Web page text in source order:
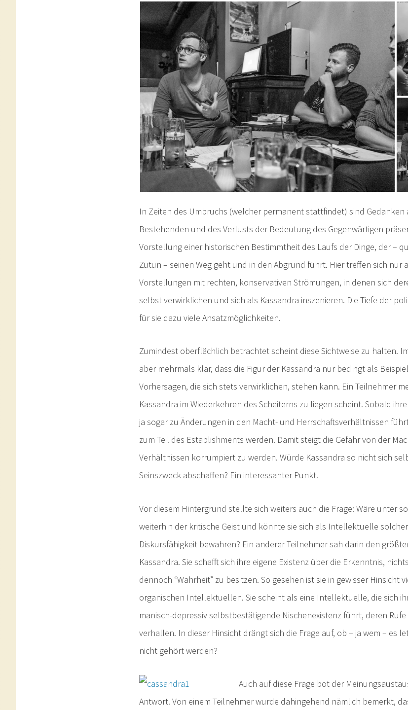
In Zeiten des Umbruchs (welcher permanent stattfindet) sind Gedanken
Bestehenden und des Verlusts der Bedeutung des Gegenwärtigen
Vorstellung einer historischen Bestimmtheit des Laufs der Dinge, der –
Zutun – seinen Weg geht und in den Abgrund führt. Hier treffen sich nur
Vorstellungen mit rechten, konservativen Strömungen, in denen sich
selbst verwirklichen und sich als Kassandra inszenieren. Die Tiefe der
für sie dazu viele Ansatzmöglichkeiten.
Zumindest oberflächlich betrachtet scheint diese Sichtweise zu halten.
aber mehrmals klar, dass die Figur der Kassandra nur bedingt als
Vorhersagen, die sich stets verwirklichen, stehen kann. Ein Teilnehmer
Kassandra im Wiederkehren des Scheiterns zu liegen scheint. Sobald
ja sogar zu Änderungen in den Macht- und Herrschaftsverhältnissen
zum Teil des Establishments werden. Damit steigt die Gefahr von der
Verhältnissen korrumpiert zu werden. Würde Kassandra so nicht sich
Seinszweck abschaffen? Ein interessanter Punkt.
Vor diesem Hintergrund stellte sich weiters auch die Frage: Wäre unter
weiterhin der kritische Geist und könnte sie sich als Intellektuelle
Diskursfähigkeit bewahren? Ein anderer Teilnehmer sah darin den
Kassandra. Sie schafft sich ihre eigene Existenz über die Erkenntnis,
dennoch “Wahrheit” zu besitzen. So gesehen ist sie in gewisser Hinsicht
organischen Intellektuellen. Sie scheint als eine Intellektuelle, die sich
manisch-depressiv selbstbestätigende Nischenexistenz führt, deren
verhallen. In dieser Hinsicht drängt sich die Frage auf, ob – ja wem – es
nicht gehört werden?
Auch auf diese Frage bot der
Antwort. Von einem Teilnehmer wurde dahingehend nämlich bemerkt,